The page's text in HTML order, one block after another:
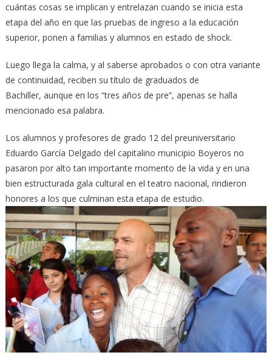
cuántas cosas se implican y entrelazan cuando se inicia esta
etapa del año en que las pruebas de ingreso a la educación
superior, ponen a familias y alumnos en estado de shock.
Luego llega la calma, y al saberse aprobados o con otra variante
de continuidad, reciben su título de graduados de
Bachiller, aunque en los “tres años de pre”, apenas se halla
mencionado esa palabra.
Los alumnos y profesores de grado 12 del preuniversitario
Eduardo García Delgado del capitalino municipio Boyeros no
pasaron por alto tan importante momento de la vida y en una
bien estructurada gala cultural en el teatro nacional, rindieron
honores a los que culminan esta etapa de estudio.